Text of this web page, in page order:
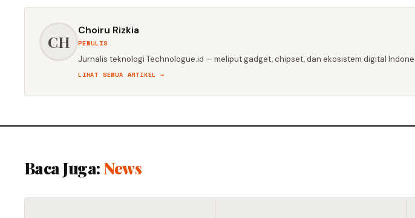
CH
Choiru Rizkia
PENULIS
Jurnalis teknologi Technologue.id — meliput gadget, chipset, dan ekosistem digital
LIHAT SEMUA ARTIKEL →
Baca Juga: News